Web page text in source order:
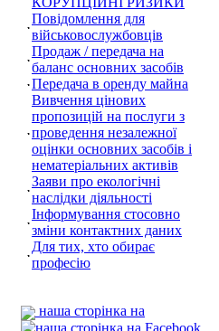
Повідомлення для
військовослужбовців
Продаж / передача на
баланс основних засобів
Передача в оренду майна
Вивчення цінових
пропозицій на послуги з
проведення незалежної
оцінки основних засобів і
нематеріальних активів
Заяви про екологічні
наслідки діяльності
Інформування стосовно
зміни контактних даних
Для тих, хто обирає
професію
наша сторінка на